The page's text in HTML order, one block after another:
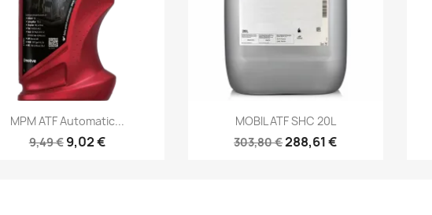
Kiirvaade
MPM ATF Automatic...
9,49 € 9,02 €
 Kiirvaade
MOBIL ATF SHC 20L
303,80 €288,61 €